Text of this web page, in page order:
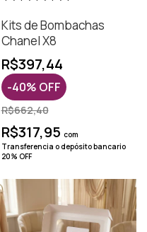
Kits de Bombachas
Chanel X8
R$397,44
-40% OFF
R$662,40
R$317,95 com
Transferencia o depósito bancario
20% OFF